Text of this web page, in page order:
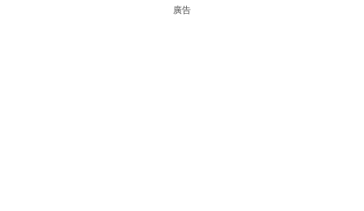
廣告